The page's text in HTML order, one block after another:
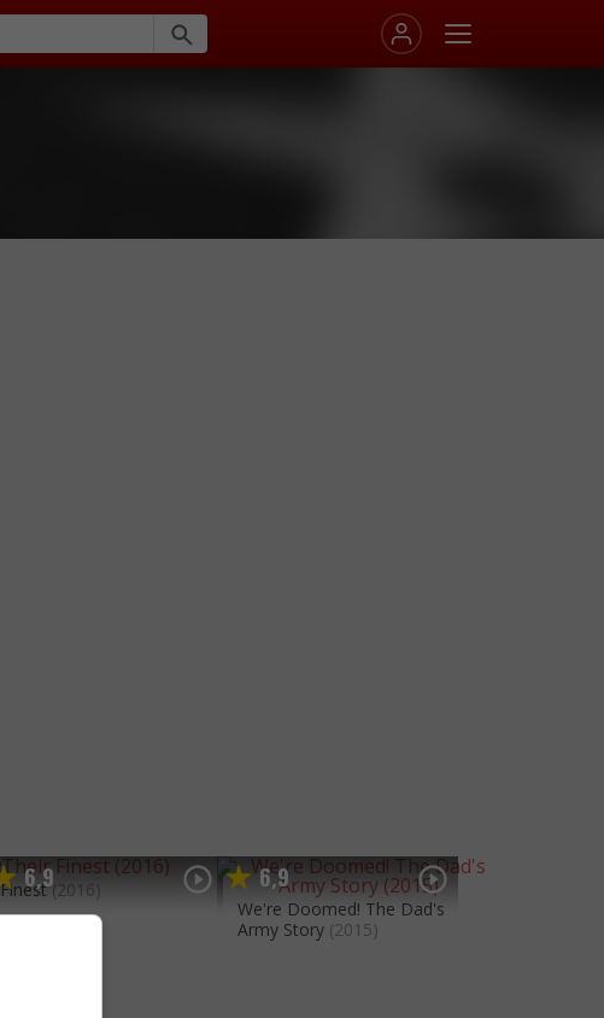
6,9(2016) 6,9
We're Doomed! The Dad's
Army Story (2015)